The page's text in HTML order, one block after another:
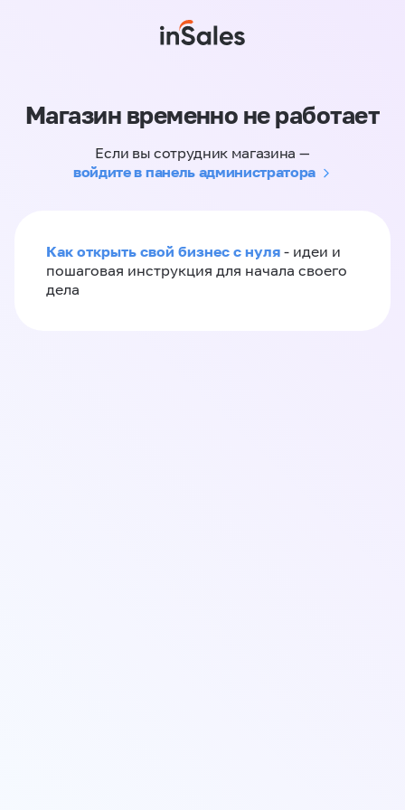
Магазин временно не работает
Если вы сотрудник магазина —
войдите в панель администратора
Как открыть свой бизнес с нуля - идеи и
пошаговая инструкция для начала своего
дела